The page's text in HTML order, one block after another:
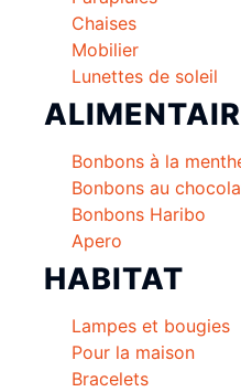
Chaises
Mobilier
Lunettes de soleil
Bonbons à la
Bonbons au
Bonbons Haribo
Apero
HABITAT
Lampes et bougies
Pour la maison
Bracelets